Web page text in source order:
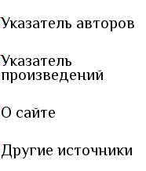
Указатель авторов
Указатель
произведений
О сайте
Другие источники